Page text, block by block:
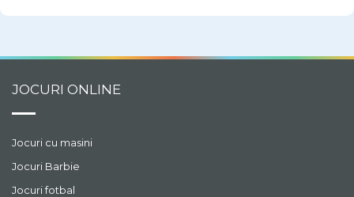
JOCURI ONLINE
Jocuri cu masini
Jocuri Barbie
Jocuri fotbal